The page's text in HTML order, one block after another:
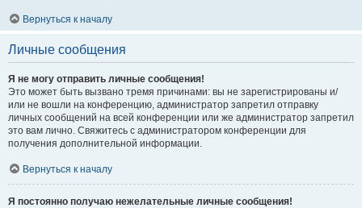
Вернуться к началу
Личные сообщения
Я не могу отправить личные сообщения!
Это может быть вызвано тремя причинами: вы не зарегистрированы и/
или не вошли на конференцию, администратор запретил отправку
личных сообщений на всей конференции или же администратор запретил
это вам лично. Свяжитесь с администратором конференции для
получения дополнительной информации.
Вернуться к началу
Я постоянно получаю нежелательные личные сообщения!